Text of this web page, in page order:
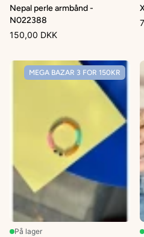
Nepal perle armbånd -
N022388
150,00 DKK
MEGA BAZAR 3 FOR 150KR
På lager